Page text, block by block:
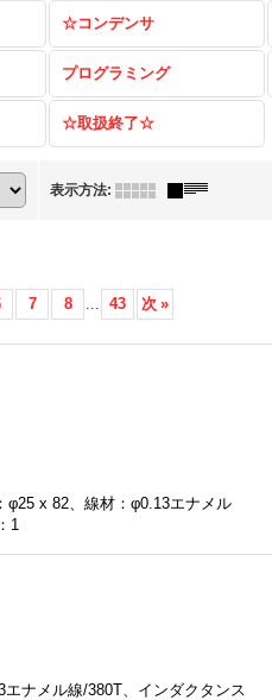
☆コンデンサ
プログラミング
☆取扱終了☆
表示方法:
7 8 ... 43 次 »
φ25 x 82、線材：φ0.13エナメル
1
ナメル線/380T、インダクタンス